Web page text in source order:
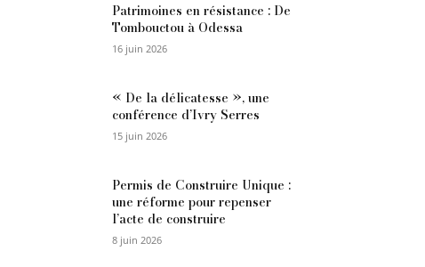
Patrimoines en résistance : De
Tombouctou à Odessa
16 juin 2026
« De la délicatesse », une
conférence d’Ivry Serres
15 juin 2026
Permis de Construire Unique :
une réforme pour repenser
l’acte de construire
8 juin 2026